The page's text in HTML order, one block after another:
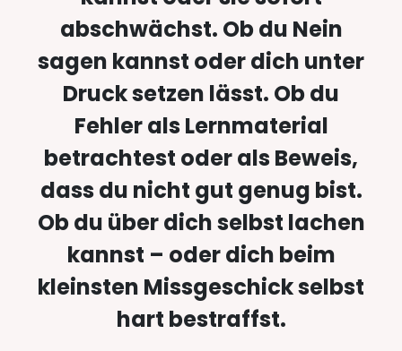
abschwächst. Ob du Nein
sagen kannst oder dich unter
Druck setzen lässt. Ob du
Fehler als Lernmaterial
betrachtest oder als Beweis,
dass du nicht gut genug bist.
Ob du über dich selbst lachen
kannst – oder dich beim
kleinsten Missgeschick selbst
hart bestraffst.